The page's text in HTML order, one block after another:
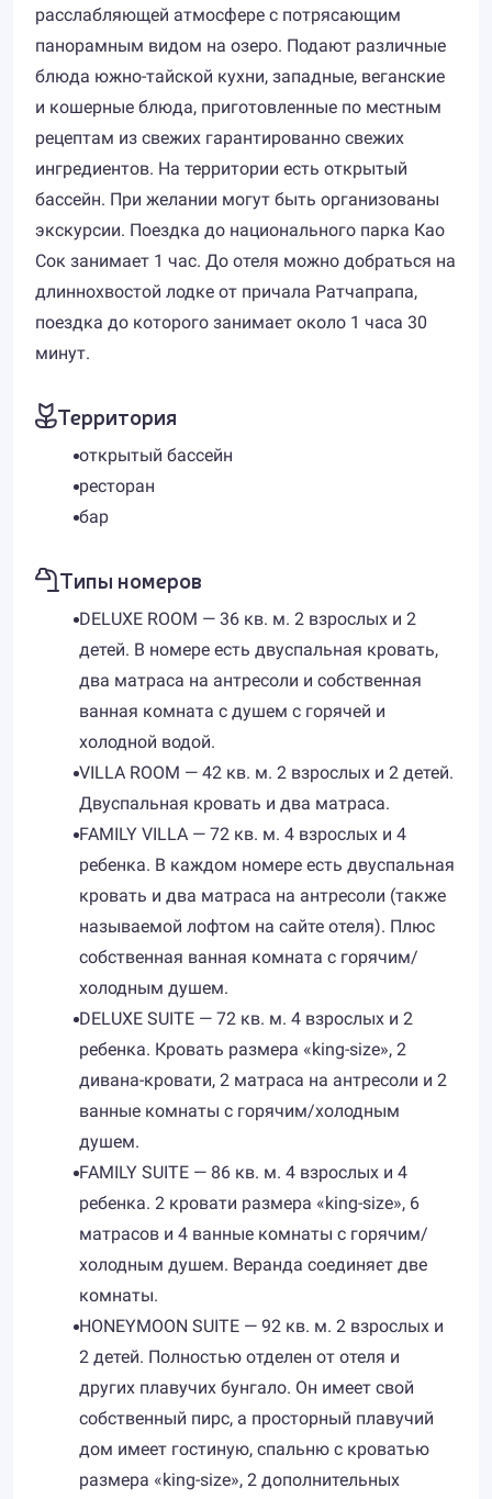
расслабляющей атмосфере с потрясающим
панорамным видом на озеро. Подают различные
блюда южно-тайской кухни, западные, веганские
и кошерные блюда, приготовленные по местным
рецептам из свежих гарантированно свежих
ингредиентов. На территории есть открытый
бассейн. При желании могут быть организованы
экскурсии. Поездка до национального парка Као
Сок занимает 1 час. До отеля можно добраться на
длиннохвостой лодке от причала Ратчапрапа,
поездка до которого занимает около 1 часа 30
минут.
Территория
открытый бассейн
ресторан
бар
Типы номеров
DELUXE ROOM — 36 кв. м. 2 взрослых и 2
детей. В номере есть двуспальная кровать,
два матраса на антресоли и собственная
ванная комната с душем с горячей и
холодной водой.
VILLA ROOM — 42 кв. м. 2 взрослых и 2 детей.
Двуспальная кровать и два матраса.
FAMILY VILLA — 72 кв. м. 4 взрослых и 4
ребенка. В каждом номере есть двуспальная
кровать и два матраса на антресоли (также
называемой лофтом на сайте отеля). Плюс
собственная ванная комната с горячим/
холодным душем.
DELUXE SUITE — 72 кв. м. 4 взрослых и 2
ребенка. Кровать размера «king-size», 2
дивана-кровати, 2 матраса на антресоли и 2
ванные комнаты с горячим/холодным
душем.
FAMILY SUITE — 86 кв. м. 4 взрослых и 4
ребенка. 2 кровати размера «king-size», 6
матрасов и 4 ванные комнаты с горячим/
холодным душем. Веранда соединяет две
комнаты.
HONEYMOON SUITE — 92 кв. м. 2 взрослых и
2 детей. Полностью отделен от отеля и
других плавучих бунгало. Он имеет свой
собственный пирс, а просторный плавучий
дом имеет гостиную, спальню с кроватью
размера «king-size», 2 дополнительных